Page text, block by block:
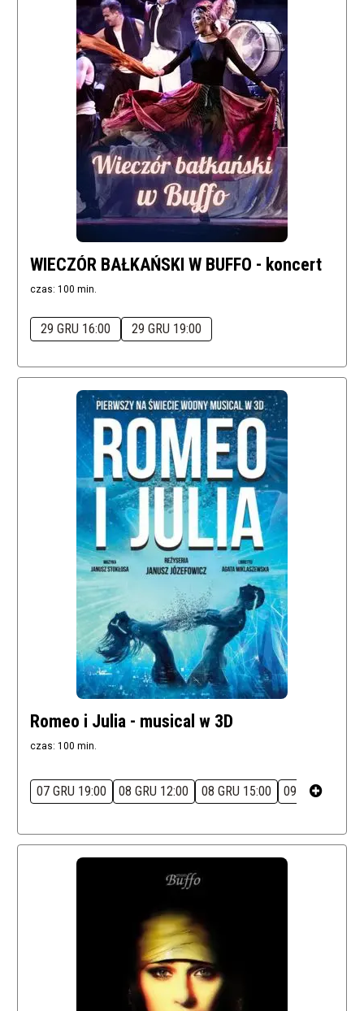
WIECZÓR BAŁKAŃSKI W BUFFO - koncert
czas: 100 min.
29 GRU 16:00 29 GRU 19:00
Romeo i Julia - musical w 3D
czas: 100 min.
07 GRU 19:00 08 GRU 12:00 08 GRU 15:00 09 GRU 12:00